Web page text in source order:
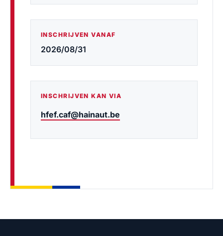
INSCHRIJVEN VANAF
2026/08/31
INSCHRIJVEN KAN VIA
hfef.caf@hainaut.be